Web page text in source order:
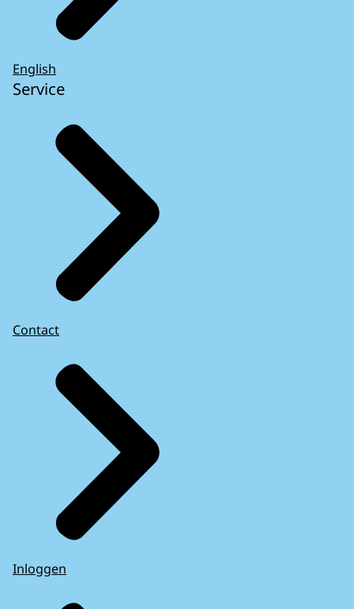
English
Service
Contact
Inloggen